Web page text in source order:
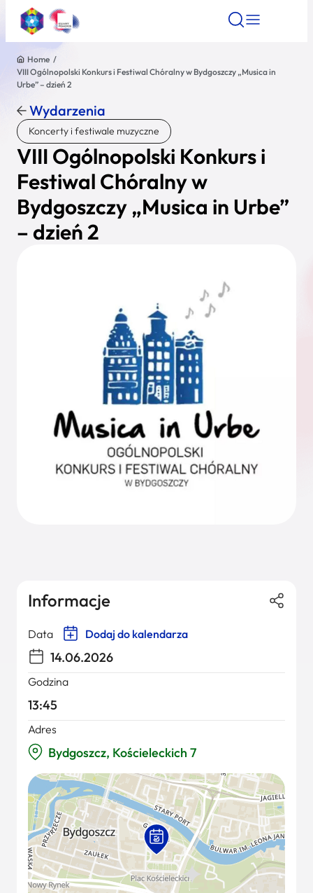
Znajdź atrakcję Znajdź artykuł Znajdź
Znajdź atrakcję
Nazwa atrakcji
Miasto
Kategoria
Home /
VIII Ogólnopolski Konkurs i Festiwal Chóralny w Bydgoszczy „Musica in
Urbe” – dzień 2
Wydarzenia
Koncerty i festiwale muzyczne
VIII Ogólnopolski Konkurs i
Festiwal Chóralny w
Bydgoszczy „Musica in Urbe”
– dzień 2
Informacje
Data Dodaj do kalendarza
14.06.2026
Godzina
13:45
Adres
Bydgoszcz, Kościeleckich 7